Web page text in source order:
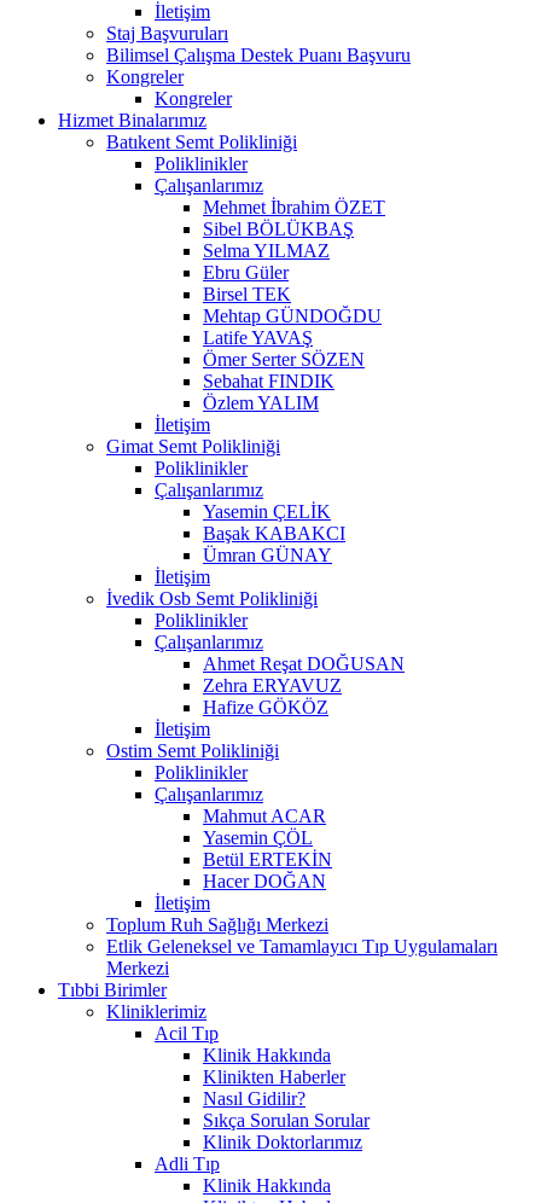
İletişim
Staj Başvuruları
Bilimsel Çalışma Destek Puanı Başvuru
Kongreler
Kongreler
Hizmet Binalarımız
Batıkent Semt Polikliniği
Poliklinikler
Çalışanlarımız
Mehmet İbrahim ÖZET
Sibel BÖLÜKBAŞ
Selma YILMAZ
Ebru Güler
Birsel TEK
Mehtap GÜNDOĞDU
Latife YAVAŞ
Ömer Serter SÖZEN
Sebahat FINDIK
Özlem YALIM
İletişim
Gimat Semt Polikliniği
Poliklinikler
Çalışanlarımız
Yasemin ÇELİK
Başak KABAKCI
Ümran GÜNAY
İletişim
İvedik Osb Semt Polikliniği
Poliklinikler
Çalışanlarımız
Ahmet Reşat DOĞUSAN
Zehra ERYAVUZ
Hafize GÖKÖZ
İletişim
Ostim Semt Polikliniği
Poliklinikler
Çalışanlarımız
Mahmut ACAR
Yasemin ÇÖL
Betül ERTEKİN
Hacer DOĞAN
İletişim
Toplum Ruh Sağlığı Merkezi
Etlik Geleneksel ve Tamamlayıcı Tıp Uygulamaları
Merkezi
Tıbbi Birimler
Kliniklerimiz
Acil Tıp
Klinik Hakkında
Klinikten Haberler
Nasıl Gidilir?
Sıkça Sorulan Sorular
Klinik Doktorlarımız
Adli Tıp
Klinik Hakkında